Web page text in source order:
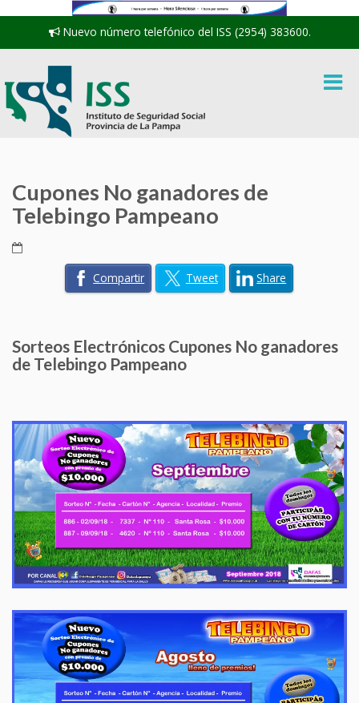
Nuevo número telefónico del ISS (2954) 383600.
Cupones No ganadores de
Telebingo Pampeano
Compartir Tweet Share
Sorteos Electrónicos Cupones No ganadores
de Telebingo Pampeano